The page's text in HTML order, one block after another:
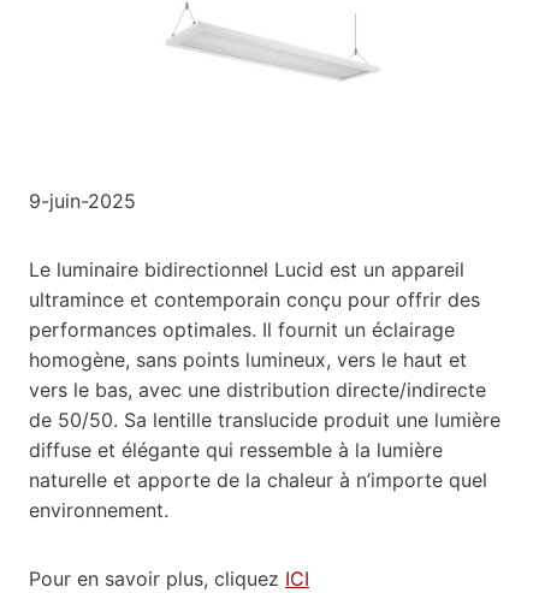
9-juin-2025
Le luminaire bidirectionnel Lucid est un appareil
ultramince et contemporain conçu pour offrir des
performances optimales. Il fournit un éclairage
homogène, sans points lumineux, vers le haut et
vers le bas, avec une distribution directe/indirecte
de 50/50. Sa lentille translucide produit une lumière
diffuse et élégante qui ressemble à la lumière
naturelle et apporte de la chaleur à n’importe quel
environnement.
Pour en savoir plus, cliquez ICI